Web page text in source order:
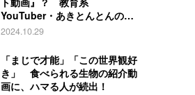
YouTuber・あきとんとんの戦
略とは
2024.10.29
「まじで才能」「この世界観好
き」 食べられる生物の紹介動
画に、ハマる人が続出！